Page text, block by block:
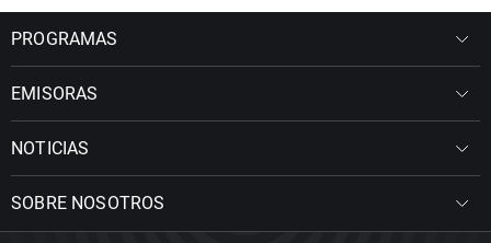
PROGRAMAS
EMISORAS
NOTICIAS
SOBRE NOSOTROS